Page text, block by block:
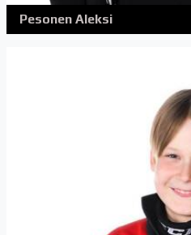
Pesonen Aleksi